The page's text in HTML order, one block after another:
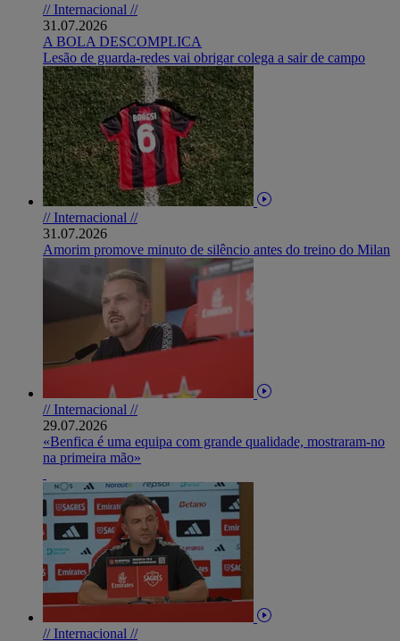
// Internacional //
31.07.2026
A BOLA DESCOMPLICA
Lesão de guarda-redes vai obrigar colega a sair de campo
// Internacional //
31.07.2026
Amorim promove minuto de silêncio antes do treino do Milan
// Internacional //
29.07.2026
«Benfica é uma equipa com grande qualidade, mostraram-no
na primeira mão»
// Internacional //